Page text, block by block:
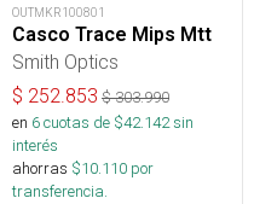
OUTMKR100801
Casco Trace Mips Mtt
Smith Optics
$ 252.853 $303.990
en 6cuotas de $42.142sin
interés
ahorras $10.110 por
transferencia.